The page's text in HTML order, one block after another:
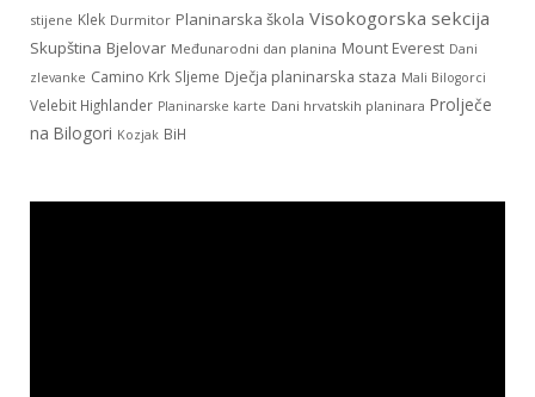
stijene Klek Durmitor Planinarska škola Visokogorska sekcija
Skupština Bjelovar Međunarodni dan planina Mount Everest Dani
zlevanke Camino Krk Sljeme Dječja planinarska staza Mali Bilogorci
Velebit Highlander Planinarske karte Dani hrvatskih planinara Prolječe
na Bilogori Kozjak BiH